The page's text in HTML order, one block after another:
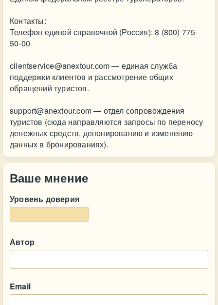
Контакты:
Телефон единой справочной (Россия): 8 (800) 775-
50-00
clientservice@anextour.com— единая служба
поддержки клиентов и рассмотрение общих
обращений туристов.
support@anextour.com— отдел сопровождения
туристов (сюда направляются запросы по переносу
денежных средств, депонированию и изменению
данных в бронированиях).
Ваше мнение
Уровень доверия
Автор
Email